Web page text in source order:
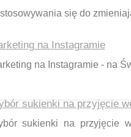
się do
na Instagramie
na Instagramie - na
sukienki na przyjęcie
sukienki na przyjęcie